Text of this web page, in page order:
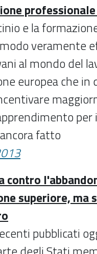
e la
veramente
al mondo del
europea che in
per
fatto
contro
superiore, ma
pubblicati